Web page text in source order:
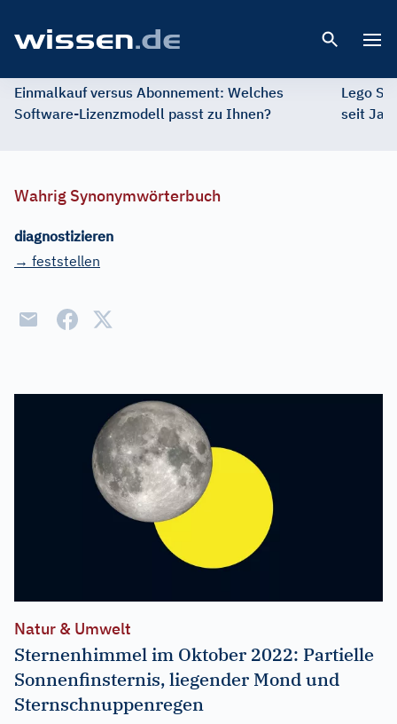
Einmalkauf versus Abonnement: Welches
Software-Lizenzmodell passt zu Ihnen?
Lego
seit
Wahrig Synonymwörterbuch
diagnostizieren
→ feststellen
Natur & Umwelt
Sternenhimmel im Oktober 2022: Partielle
Sonnenfinsternis, liegender Mond und
Sternschnuppenregen